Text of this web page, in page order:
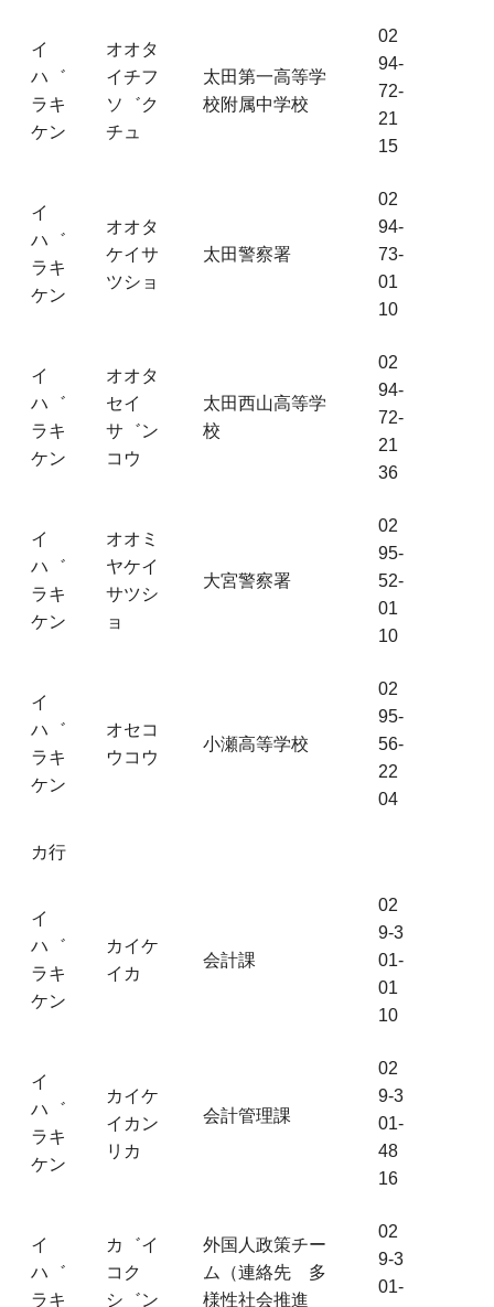
イ
ハ゛
ラキ
ケン
オオタ
イチフ
ソ゛ク
チュ
太田第一高等学
校附属中学校
02
94-
72-
21
15
イ
ハ゛
ラキ
ケン
オオタ
ケイサ
ツショ
太田警察署
02
94-
73-
01
10
イ
ハ゛
ラキ
ケン
オオタ
セイ
サ゛ン
コウ
太田西山高等学
校
02
94-
72-
21
36
イ
ハ゛
ラキ
ケン
オオミ
ヤケイ
サツシ
ョ
大宮警察署
02
95-
52-
01
10
イ
ハ゛
ラキ
ケン
オセコ
ウコウ
小瀬高等学校
02
95-
56-
22
04
カ行
イ
ハ゛
ラキ
ケン
カイケ
イカ
会計課
02
9-3
01-
01
10
イ
ハ゛
ラキ
ケン
カイケ
イカン
リカ
会計管理課
02
9-3
01-
48
16
イ
ハ゛
ラキ
カ゛イ
コク
シ゛ン
外国人政策チー
ム（連絡先 多
様性社会推進
02
9-3
01-